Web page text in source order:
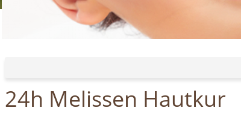
24h Melissen Hautkur